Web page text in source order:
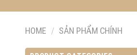
HOME / SẢN PHẨM CHÍNH